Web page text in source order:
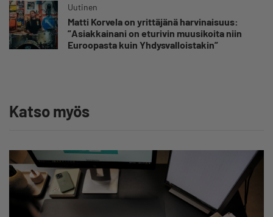
Uutinen
Matti Korvela on yrittäjänä harvinaisuus:
”Asiakkainani on eturivin muusikoita niin
Euroopasta kuin Yhdysvalloistakin”
Katso myös